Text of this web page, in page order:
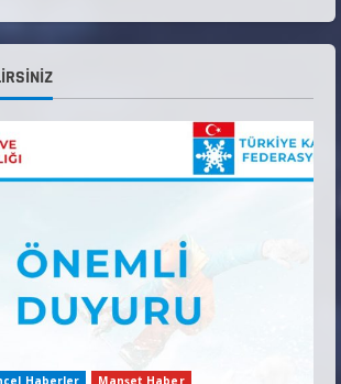
Kurul ve Alt Kurul Üyelerimiz
12 Temmuz 2026